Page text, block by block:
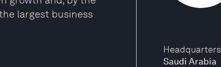
Headquarters
Saudi Arabia
largest business